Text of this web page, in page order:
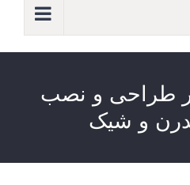
در طراحی و نصب
و شیک